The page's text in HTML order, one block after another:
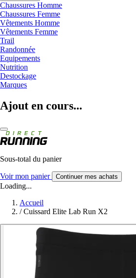
Chaussures Homme
Chaussures Femme
Vêtements Homme
Vêtements Femme
Trail
Randonnée
Equipements
Nutrition
Destockage
Marques
Ajout en cours...
Sous-total du panier
Voir mon panier Continuer mes achats
Loading...
Accueil
/ Cuissard Elite Lab Run X2